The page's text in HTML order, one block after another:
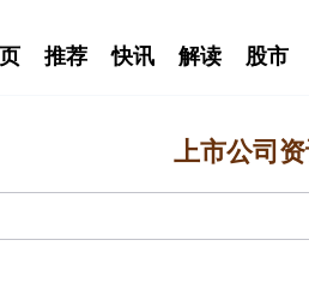
推荐 快讯 解读 股市
上市公司